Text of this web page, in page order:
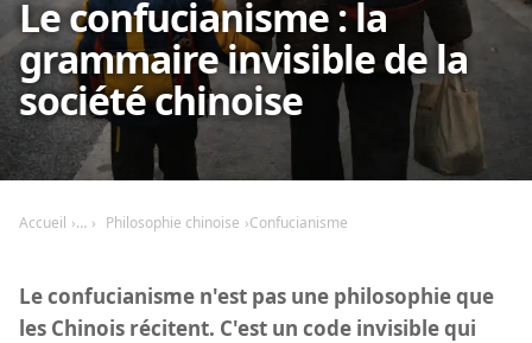
Le confucianisme : la
grammaire invisible de la
société chinoise
Accueil Philosophie chinoise Confucianisme
Le confucianisme n'est pas une philosophie que
les Chinois récitent. C'est un code invisible qui